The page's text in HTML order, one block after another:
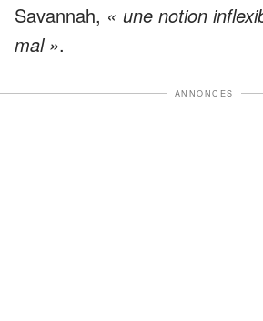
Savannah, « une notion
mal ».
ANNONCES